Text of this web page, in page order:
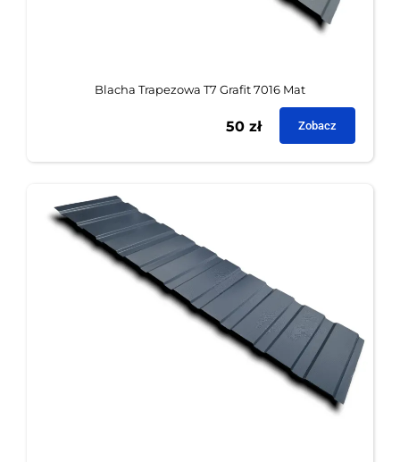
Blacha Trapezowa T7 Grafit 7016 Mat
50 zł Zobacz